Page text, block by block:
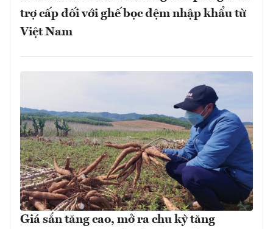
trợ cấp đối với ghế bọc đệm nhập khẩu từ
Việt Nam
Giá sắn tăng cao, mở ra chu kỳ tăng